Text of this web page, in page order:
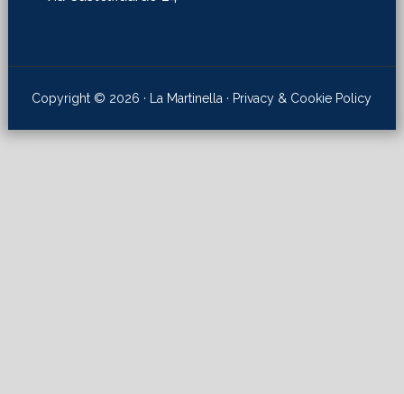
Copyright © 2026 · La Martinella · Privacy & Cookie Policy